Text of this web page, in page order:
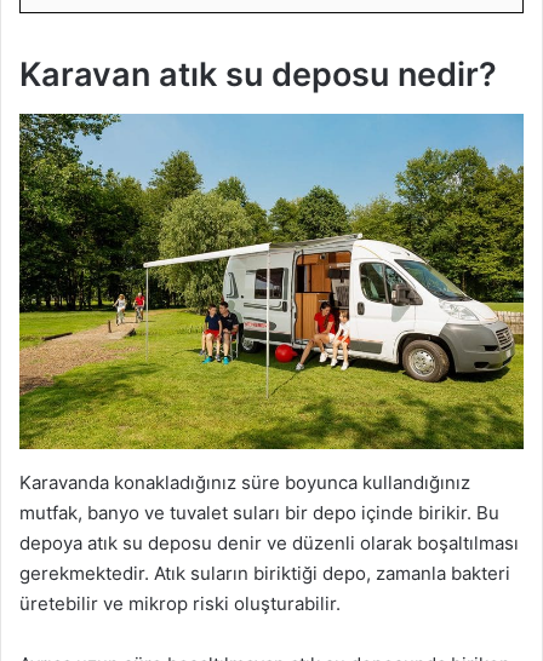
Karavan atık su deposu nedir?
Karavanda konakladığınız süre boyunca kullandığınız
mutfak, banyo ve tuvalet suları bir depo içinde birikir. Bu
depoya atık su deposu denir ve düzenli olarak boşaltılması
gerekmektedir. Atık suların biriktiği depo, zamanla bakteri
üretebilir ve mikrop riski oluşturabilir.